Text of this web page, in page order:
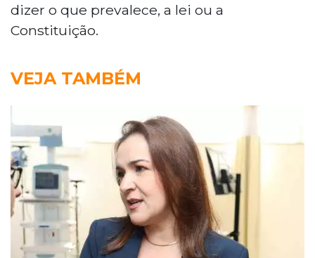
dizer o que prevalece, a lei ou a
Constituição.
VEJA TAMBÉM